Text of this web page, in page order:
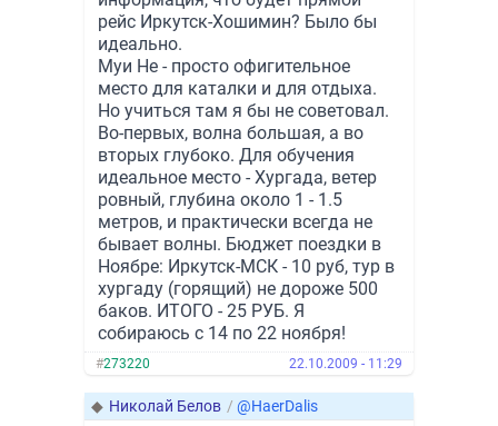
рейс Иркутск-Хошимин? Было бы
идеально.
Муи Не - просто офигительное
место для каталки и для отдыха.
Но учиться там я бы не советовал.
Во-первых, волна большая, а во
вторых глубоко. Для обучения
идеальное место - Хургада, ветер
ровный, глубина около 1 - 1.5
метров, и практически всегда не
бывает волны. Бюджет поездки в
Ноябре: Иркутск-МСК - 10 руб, тур в
хургаду (горящий) не дороже 500
баков. ИТОГО - 25 РУБ. Я
собираюсь с 14 по 22 ноября!
#273220 22.10.2009 - 11:29
◆ Николай Белов / @HaerDalis